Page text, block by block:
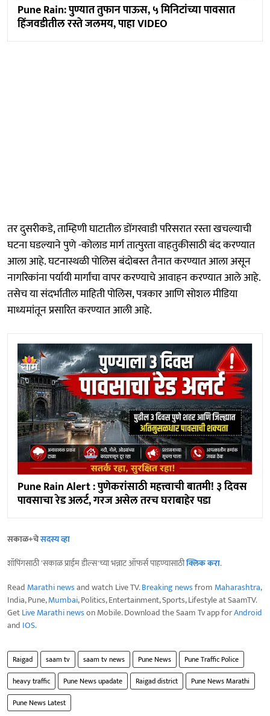
Pune Rain: पुण्यात तुफान पाऊस, ५ मिनिटांच्या पावसात
हिंजवडीतील रस्ते जलमय, पाहा VIDEO
तर दुसरीकडे, ताम्हिणी घाटातील डोंगरवाडी परिसरात रस्ता खचल्याची
घटना घडल्याने पुणे -कोलाड मार्ग तात्पुरता वाहतुकीसाठी बंद करण्यात
आला आहे. घटनास्थळी पोलिस बंदोबस्त तैनात करण्यात आला असून
नागरिकांना पर्यायी मार्गांचा वापर करण्याचे आवाहन करण्यात आले आहे.
तसेच या संदर्भातील माहिती पोलिस, पत्रकार आणि सोशल मीडिया
माध्यमांतून प्रसारित करण्यात आली आहे.
Pune Rain Alert : पुणेकरांसाठी महत्त्वाची बातमी! ३ दिवस
पावसाचा रेड अलर्ट, गरज असेल तरच घराबाहेर पडा
सकाळ+चेसदस्य व्हा
शॉपिंगसाठी 'सकाळ प्राईम डील्स'च्या भन्नाट ऑफर्स पाहण्यासाठीक्लिक करा.
Read Marathi newsand watch Live TV.Breaking newsfrom Maharashtra,
India, Pune,Mumbai, Politics, Entertainment, Sports, Lifestyle at SaamTV.
GetLive Marathi newson Mobile. Download the Saam Tv app forAndroid
and IOS.
Raigad saam tv saam tv news Pune News
Pune Traffic Police
heavy traffic
Pune News upadate Raigad district
Pune News Marathi
Pune News Latest